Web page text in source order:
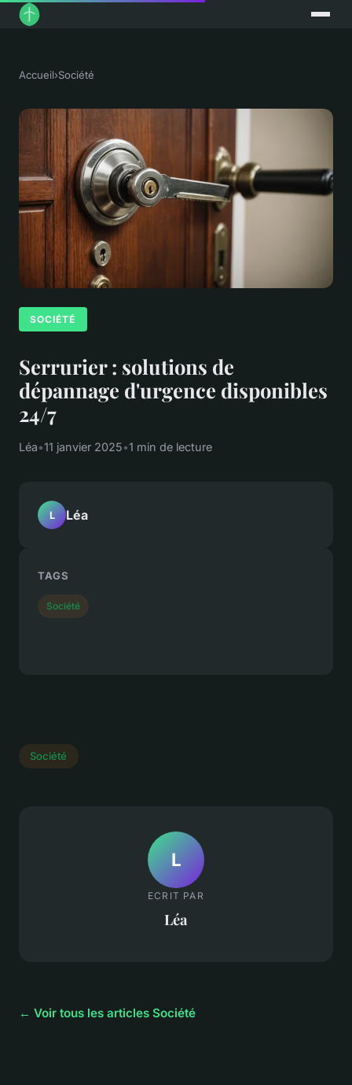
Accueil›Société
SOCIÉTÉ
Serrurier : solutions de
dépannage d'urgence disponibles
24/7
Léa•11 janvier 2025•1 min de lecture
Société
L
ECRIT PAR
Léa
← Voir tous les articles Société
L Léa
TAGS
Société